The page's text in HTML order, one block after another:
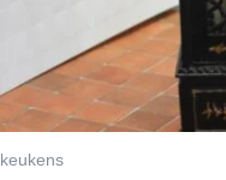
keukens